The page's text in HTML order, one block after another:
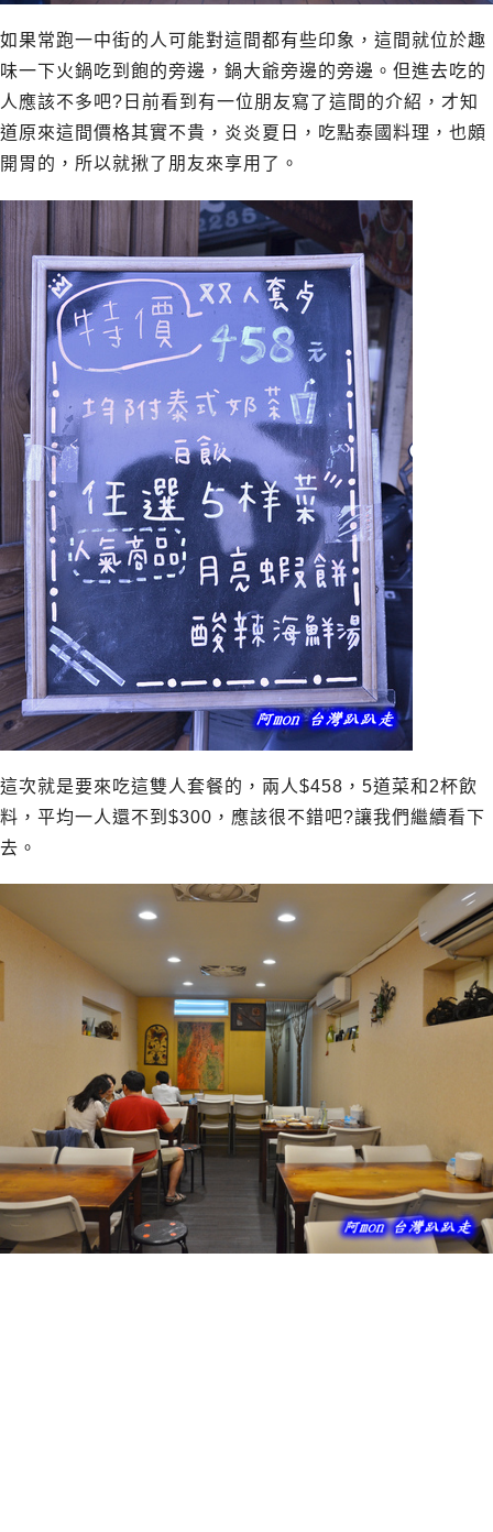
如果常跑一中街的人可能對這間都有些印象，這間就位於趣
味一下火鍋吃到飽的旁邊，鍋大爺旁邊的旁邊。但進去吃的
人應該不多吧?日前看到有一位朋友寫了這間的介紹，才知
道原來這間價格其實不貴，炎炎夏日，吃點泰國料理，也頗
開胃的，所以就揪了朋友來享用了。
這次就是要來吃這雙人套餐的，兩人$458，5道菜和2杯飲
料，平均一人還不到$300，應該很不錯吧?讓我們繼續看下
去。